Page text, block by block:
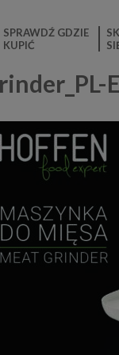
SPRAWDŹ GDZIE
KUPIĆ